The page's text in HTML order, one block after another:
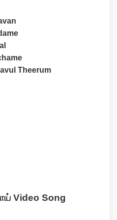
Theerum
Video Song